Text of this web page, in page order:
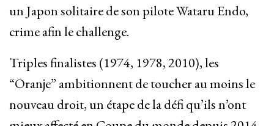
un Japon solitaire de son pilote Wataru Endo,
crime afin le challenge.
Triples finalistes (1974, 1978, 2010), les
“Oranje” ambitionnent de toucher au moins le
nouveau droit, un étape de la défi qu’ils n’ont